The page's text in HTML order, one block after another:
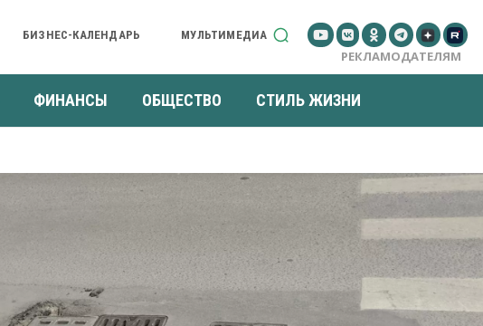
БИЗНЕС-КАЛЕНДАРЬ МУЛЬТИМЕДИА
РЕКЛАМОДАТЕЛЯМ
ФИНАНСЫ ОБЩЕСТВО СТИЛЬ ЖИЗНИ